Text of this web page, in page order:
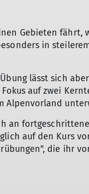
Gebieten fährt,
in
lässt sich
auf zwei
an
auf den Kurs
die ihr